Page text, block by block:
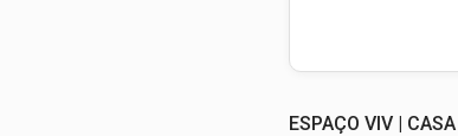
ESPAÇO VIV |